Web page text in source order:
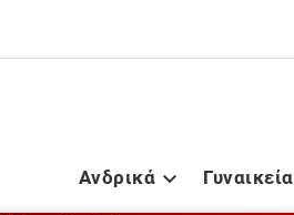

Ανδρικά Γυναικεία